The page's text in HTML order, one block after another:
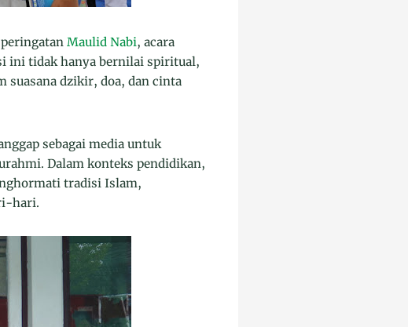
Maulid Nabi, acara
ini tidak hanya bernilai spiritual,
suasana dzikir, doa, dan cinta
sebagai media untuk
Dalam konteks pendidikan,
tradisi Islam,
hari.